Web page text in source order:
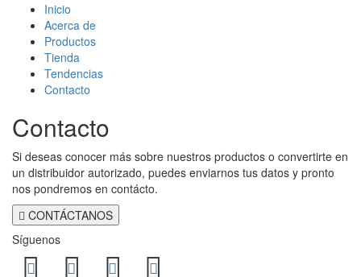
Inicio
Acerca de
Productos
Tienda
Tendencias
Contacto
Contacto
Si deseas conocer más sobre nuestros productos o convertirte en
un distribuidor autorizado, puedes enviarnos tus datos y pronto
nos pondremos en contácto.
CONTÁCTANOS
Síguenos